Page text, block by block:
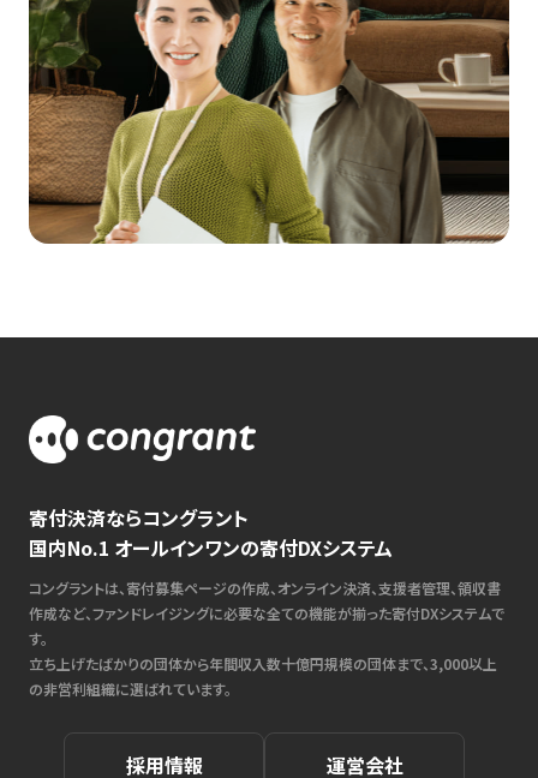
寄付決済ならコングラント
国内No.1 オールインワンの寄付DXシステム
コングラントは、寄付募集ページの作成、オンライン決済、支援者管理、領収書
作成など、ファンドレイジングに必要な全ての機能が揃った寄付DXシステムで
す。
立ち上げたばかりの団体から年間収入数十億円規模の団体まで、3,000以上
の非営利組織に選ばれています。
採用情報 運営会社